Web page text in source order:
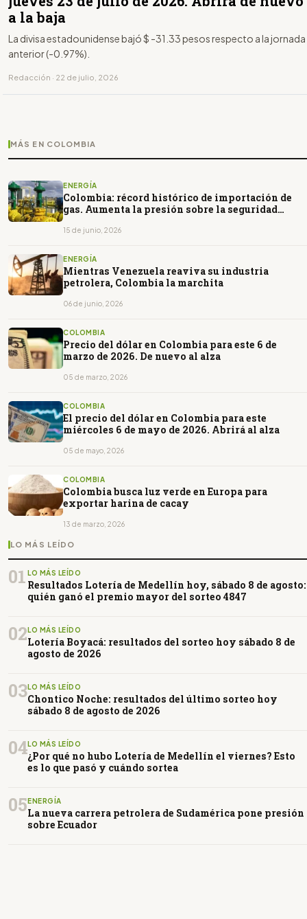
a la baja
La divisa estadounidense bajó $ -31.33 pesos respecto a la jornada
anterior (-0.97%).
Redacción · 22 de julio, 2026
MÁS EN COLOMBIA
ENERGÍA
Colombia: récord histórico de importación de
gas. Aumenta la presión sobre la seguridad
15 de junio, 2026
ENERGÍA
Mientras Venezuela reaviva su industria
petrolera, Colombia la marchita
06 de junio, 2026
COLOMBIA
Precio del dólar en Colombia para este 6 de
marzo de 2026. De nuevo al alza
05 de marzo, 2026
COLOMBIA
El precio del dólar en Colombia para este
miércoles 6 de mayo de 2026. Abrirá al alza
05 de mayo, 2026
COLOMBIA
Colombia busca luz verde en Europa para
exportar harina de cacay
13 de marzo, 2026
LO MÁS LEÍDO
01 LO MÁS LEÍDO
Resultados Lotería de Medellín hoy, sábado 8 de agosto:
quién ganó el premio mayor del sorteo 4847
02 LO MÁS LEÍDO
Lotería Boyacá: resultados del sorteo hoy sábado 8 de
agosto de 2026
03LO MÁS LEÍDO
Chontico Noche: resultados del último sorteo hoy
sábado 8 de agosto de 2026
04LO MÁS LEÍDO
¿Por qué no hubo Lotería de Medellín el viernes? Esto
es lo que pasó y cuándo sortea
05 ENERGÍA
La nueva carrera petrolera de Sudamérica pone presión
sobre Ecuador